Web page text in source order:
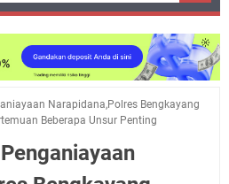
Narapidana,Polres Bengkayang
Beberapa Unsur Penting